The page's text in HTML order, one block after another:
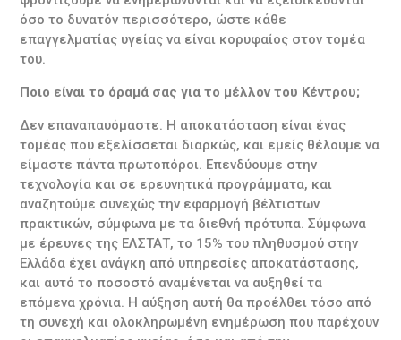
όσο το δυνατόν περισσότερο, ώστε κάθε
επαγγελματίας υγείας να είναι κορυφαίος στον τομέα
του.
Ποιο είναι το όραμά σας για το μέλλον του Κέντρου;
Δεν επαναπαυόμαστε. Η αποκατάσταση είναι ένας
τομέας που εξελίσσεται διαρκώς, και εμείς θέλουμε να
είμαστε πάντα πρωτοπόροι. Επενδύουμε στην
τεχνολογία και σε ερευνητικά προγράμματα, και
αναζητούμε συνεχώς την εφαρμογή βέλτιστων
πρακτικών, σύμφωνα με τα διεθνή πρότυπα. Σύμφωνα
με έρευνες της ΕΛΣΤΑΤ, το 15% του πληθυσμού στην
Ελλάδα έχει ανάγκη από υπηρεσίες αποκατάστασης,
και αυτό το ποσοστό αναμένεται να αυξηθεί τα
επόμενα χρόνια. Η αύξηση αυτή θα προέλθει τόσο από
τη συνεχή και ολοκληρωμένη ενημέρωση που παρέχουν